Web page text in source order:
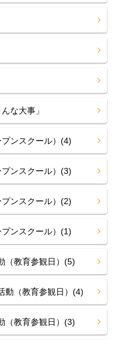
な大事」
ンスクール）(4)
ンスクール）(3)
ンスクール）(2)
ンスクール）(1)
（教育参観日）(5)
動（教育参観日）(4)
（教育参観日）(3)